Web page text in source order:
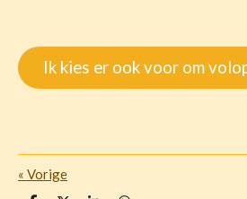
Ik kies er ook voor om
« Vorige